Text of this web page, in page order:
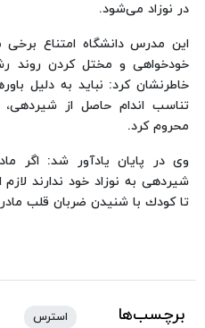
در نوزاد می‌شود.
این مدرس دانشگاه امتناع برخی
خودخواهی و مختل كردن روند
خاطرنشان كرد: نباید به دلیل
تناسب اندام حاصل از
محروم كرد.
وی در پایان یادآور شد: اگر
شیردهی به نوزاد خود ندارند
تا كودك با شنیدن ضربان قلب مادر
برچسب‌ها استرس